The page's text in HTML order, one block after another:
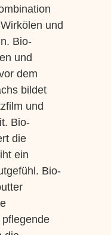
und
Bio-
und
dem
bildet
und
Bio-
die
ein
Bio-